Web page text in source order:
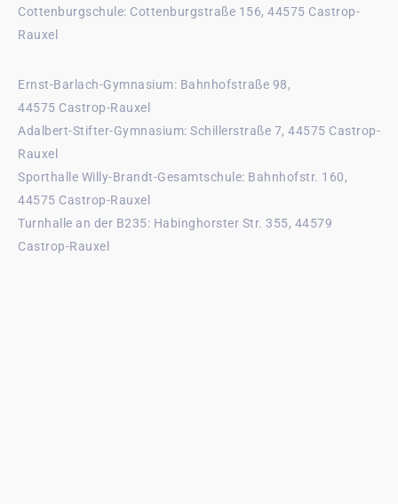
Cottenburgschule: Cottenburgstraße 156, 44575 Castrop-
Rauxel
Ernst-Barlach-Gymnasium: Bahnhofstraße 98,
44575 Castrop-Rauxel
Adalbert-Stifter-Gymnasium: Schillerstraße 7, 44575 Castrop-
Rauxel
Sporthalle Willy-Brandt-Gesamtschule: Bahnhofstr. 160,
44575 Castrop-Rauxel
Turnhalle an der B235: Habinghorster Str. 355, 44579
Castrop-Rauxel